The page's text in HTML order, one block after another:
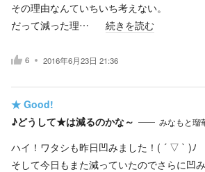
その理由なんていちいち考えない。
だって減った理…
続きを読む
6 2016年6月23日 21:36
★ Good!
♪どうして★は減るのかな～
みなもと瑠
ハイ！ワタシも昨日凹みました！( ´ ▽ ` )ﾉ
そして今日もまた減っていたのでさらに凹